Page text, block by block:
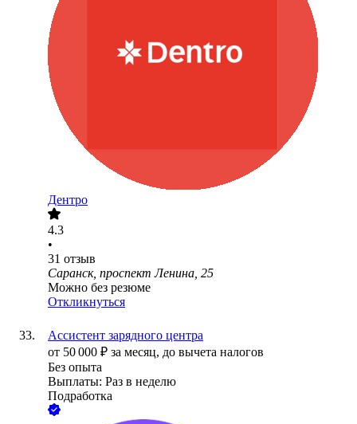
Дентро
4.3
•
31 отзыв
Саранск, проспект Ленина, 25
Можно без резюме
Откликнуться
Ассистент зарядного центра
от 50 000 ₽ за месяц, до вычета налогов
Без опыта
Выплаты: Раз в неделю
Подработка